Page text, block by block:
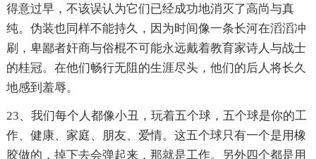
得意过早，不该误认为它们已经成功地消灭了高尚与真
纯。伪装也同样不能持久，因为时间像一条长河在滔滔冲
刷，卑鄙者奸商与俗棍不可能永远戴着教育家诗人与战士
的桂冠。在他们畅行无阻的生涯尽头，他们的后人将长久
地感到羞辱。
23、我们每个人都像小丑，玩着五个球，五个球是你的工
作、健康、家庭、朋友、爱情。这五个球只有一个是用橡
胶做的，掉下去会弹起来，那就是工作。另外四个都是用